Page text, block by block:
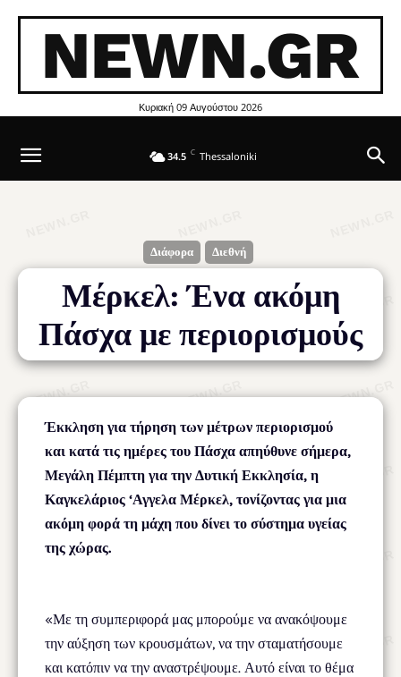
NEWN.GR
Κυριακή 09 Αυγούστου 2026
34.5 C Thessaloniki
Διάφορα Διεθνή
Μέρκελ: Ένα ακόμη
Πάσχα με περιορισμούς
Έκκληση για τήρηση των μέτρων περιορισμού
και κατά τις ημέρες του Πάσχα απηύθυνε σήμερα,
Μεγάλη Πέμπτη για την Δυτική Εκκλησία, η
Καγκελάριος ‘Αγγελα Μέρκελ, τονίζοντας για μια
ακόμη φορά τη μάχη που δίνει το σύστημα υγείας
της χώρας.
«Με τη συμπεριφορά μας μπορούμε να ανακόψουμε
την αύξηση των κρουσμάτων, να την σταματήσουμε
και κατόπιν να την αναστρέψουμε. Αυτό είναι το θέμα